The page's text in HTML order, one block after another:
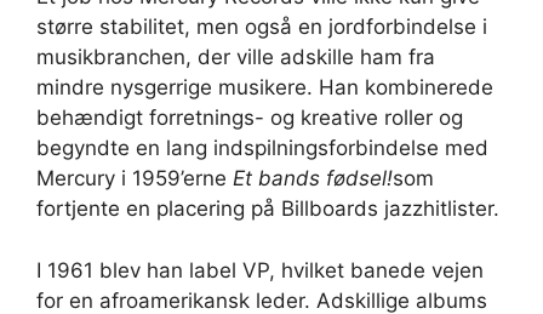
større stabilitet, men også en jordforbindelse i
musikbranchen, der ville adskille ham fra
mindre nysgerrige musikere. Han kombinerede
behændigt forretnings- og kreative roller og
begyndte en lang indspilningsforbindelse med
Mercury i 1959’erne Et bands fødsel!som
fortjente en placering på Billboards jazzhitlister.
I 1961 blev han label VP, hvilket banede vejen
for en afroamerikansk leder. Adskillige albums